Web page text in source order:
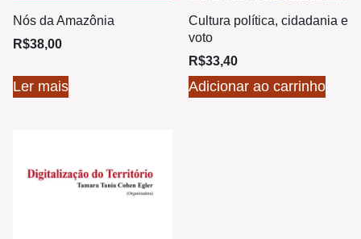
Nós da Amazônia
R$38,00
Ler mais
Cultura política, cidadania e
voto
R$33,40
Adicionar ao carrinho